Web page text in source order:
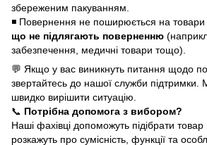
збереженим пакуванням.
◾ Повернення не поширюється на товари
що не підлягають поверненню
забезпечення, медичні товари тощо).
💬 Якщо у вас виникнуть питання щодо
звертайтесь до нашої служби
швидко вирішити ситуацію.
📞 Потрібна допомога з вибором?
Наші фахівці допоможуть підібрати товар
розкажуть про сумісність, функції та